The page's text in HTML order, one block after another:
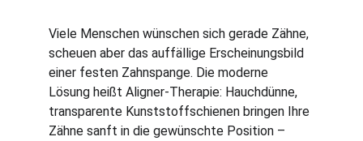
Viele Menschen wünschen sich gerade Zähne,
scheuen aber das auffällige Erscheinungsbild
einer festen Zahnspange. Die moderne
Lösung heißt Aligner-Therapie: Hauchdünne,
transparente Kunststoffschienen bringen Ihre
Zähne sanft in die gewünschte Position –